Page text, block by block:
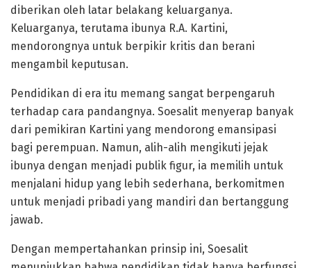
diberikan oleh latar belakang keluarganya.
Keluarganya, terutama ibunya R.A. Kartini,
mendorongnya untuk berpikir kritis dan berani
mengambil keputusan.
Pendidikan di era itu memang sangat berpengaruh
terhadap cara pandangnya. Soesalit menyerap banyak
dari pemikiran Kartini yang mendorong emansipasi
bagi perempuan. Namun, alih-alih mengikuti jejak
ibunya dengan menjadi publik figur, ia memilih untuk
menjalani hidup yang lebih sederhana, berkomitmen
untuk menjadi pribadi yang mandiri dan bertanggung
jawab.
Dengan mempertahankan prinsip ini, Soesalit